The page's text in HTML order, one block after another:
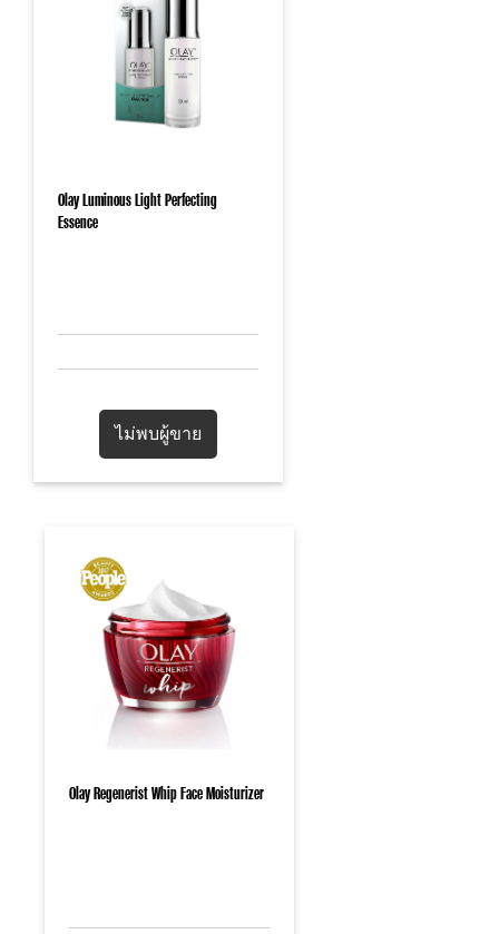
Olay Luminous Light Perfecting
Essence
ไม่พบผู้ขาย
Olay Regenerist Whip Face Moisturizer